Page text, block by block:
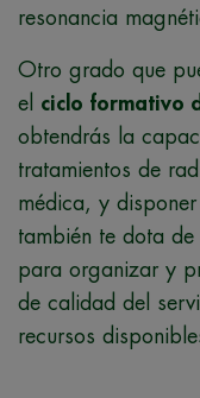
resonancia
Otro grado que
el ciclo formativo
obtendrás la
tratamientos de
médica, y
también te dota de
para organizar y
de calidad del
recursos